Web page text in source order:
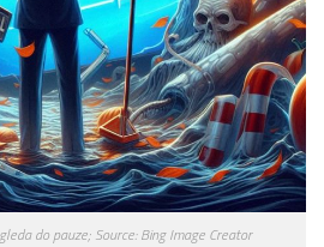
do pauze; Source: Bing Image Creator